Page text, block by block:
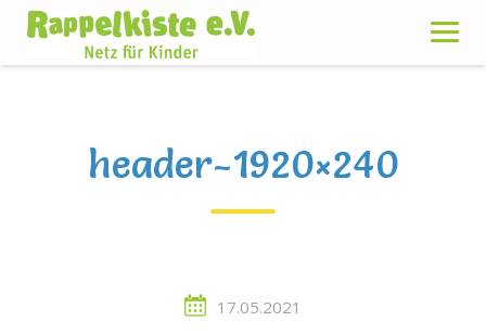
Skip
content
header-1920×240
17.05.2021